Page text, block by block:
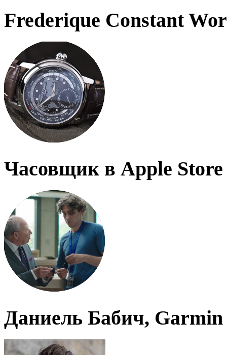
Frederique Constant
Часовщик в Apple Store
Даниель Бабич, Garmin